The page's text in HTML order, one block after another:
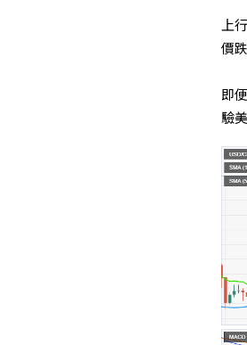
上
價
即
驗